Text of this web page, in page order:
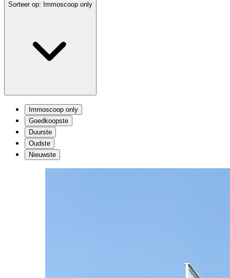
Sorteer op: Immoscoop only
Immoscoop only
Goedkoopste
Duurste
Oudste
Nieuwste